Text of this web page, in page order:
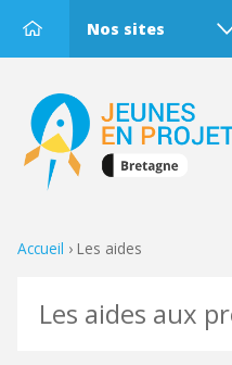
Nos sites
Accueil › Les aides
Les aides aux